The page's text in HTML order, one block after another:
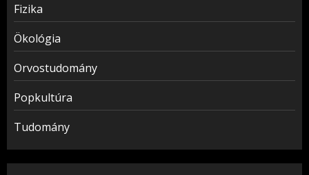
Fizika
Ökológia
Orvostudomány
Popkultúra
Tudomány